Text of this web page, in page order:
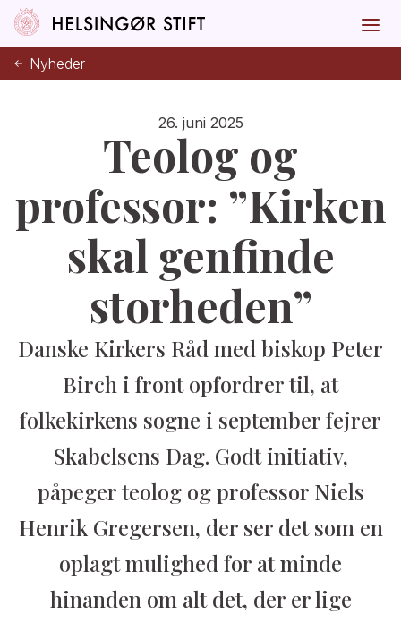
Nyheder
26. juni 2025
Teolog og
professor: ”Kirken
skal genfinde
storheden”
Danske Kirkers Råd med biskop Peter
Birch i front opfordrer til, at
folkekirkens sogne i september fejrer
Skabelsens Dag. Godt initiativ,
påpeger teolog og professor Niels
Henrik Gregersen, der ser det som en
oplagt mulighed for at minde
hinanden om alt det, der er lige